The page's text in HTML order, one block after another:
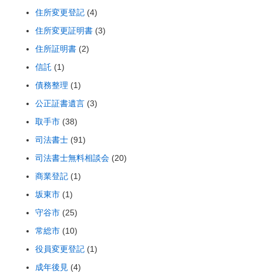
住所変更登記 (4)
住所変更証明書 (3)
住所証明書 (2)
信託 (1)
債務整理 (1)
公正証書遺言 (3)
取手市 (38)
司法書士 (91)
司法書士無料相談会 (20)
商業登記 (1)
坂東市 (1)
守谷市 (25)
常総市 (10)
役員変更登記 (1)
成年後見 (4)